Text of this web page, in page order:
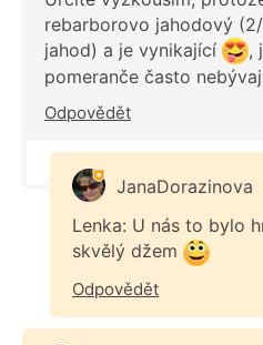
rebarborovo jahodový
jahod) a je vynikající
,
pomeranče často
Odpovědět
JanaDorazinova
Lenka: U nás to bylo
skvělý džem
Odpovědět